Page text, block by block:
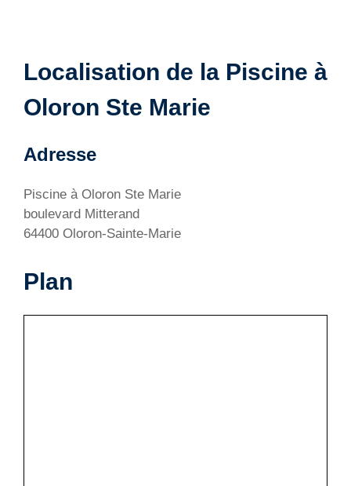
Localisation de la Piscine à
Oloron Ste Marie
Adresse
Piscine à Oloron Ste Marie
boulevard Mitterand
64400 Oloron-Sainte-Marie
Plan